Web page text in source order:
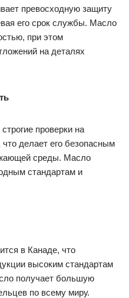
превосходную защиту
его срок службы. Масло
при этом
на деталях
проверки на
что делает его безопасным
среды. Масло
стандартам и
в Канаде, что
высоким стандартам
получает большую
по всему миру.